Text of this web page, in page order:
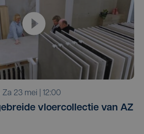
za 23 mei | 12:00
vloercollectie van AZ